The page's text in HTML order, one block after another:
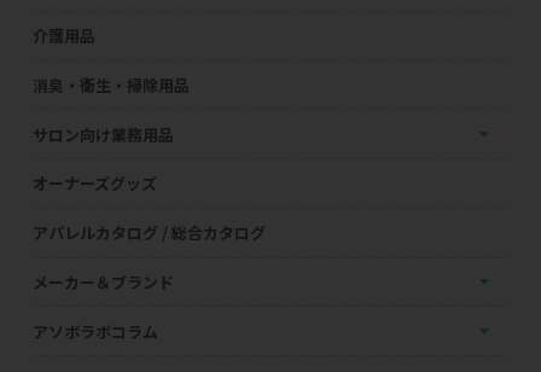
介護用品
消臭・衛生・掃除用品
サロン向け業務用品
オーナーズグッズ
アパレルカタログ / 総合カタログ
メーカー＆ブランド
アソボラボコラム